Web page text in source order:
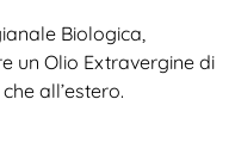
Biologica,
un Olio Extravergine di
all’estero.